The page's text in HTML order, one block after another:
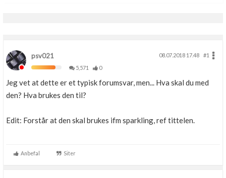
psv021 08.07.2018 17.48
#1
5,571
0
Jeg vet at dette er et typisk forumsvar, men... Hva skal du med
den? Hva brukes den til?
Edit: Forstår at den skal brukes ifm sparkling, ref tittelen.
Anbefal Siter